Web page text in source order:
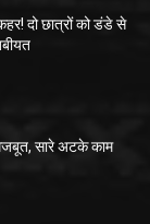
दो छात्रों को डंडे से
मजबूत, सारे अटके काम